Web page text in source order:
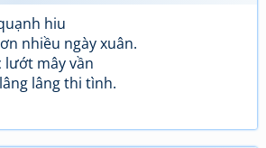
hiu
nhiều ngày xuân.
lướt mây vần
lâng thi tình.